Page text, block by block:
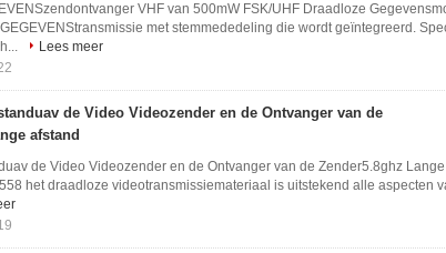
VHF van 500mW FSK/UHF Draadloze
met stemmededeling die wordt geïntegreerd.
Lees meer
de Video Videozender en de Ontvanger van de
afstand
de Video Videozender en de Ontvanger van de Zender5.8ghz Lange
het draadloze videotransmissiemateriaal is uitstekend alle aspecten